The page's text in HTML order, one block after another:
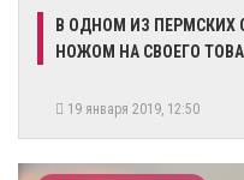
В ОДНОМ ИЗ ПЕРМСКИХ
НОЖОМ НА СВОЕГО
19 января 2019, 12:50